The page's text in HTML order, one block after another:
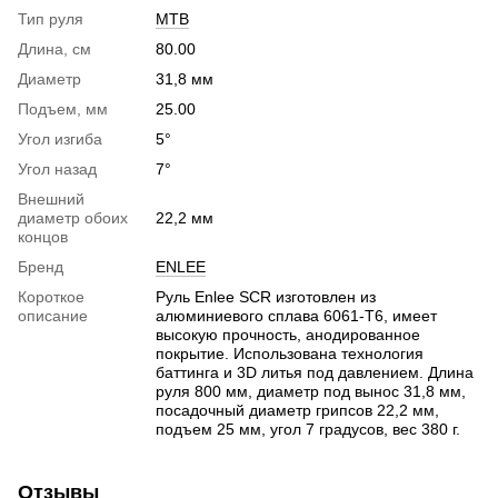
Тип руля
MTB
Длина, см
80.00
Диаметр
31,8 мм
Подъем, мм
25.00
Угол изгиба
5°
Угол назад
7°
Внешний
диаметр обоих
концов
22,2 мм
Бренд
ENLEE
Короткое
описание
Руль Enlee SCR изготовлен из
алюминиевого сплава 6061-T6, имеет
высокую прочность, анодированное
покрытие. Использована технология
баттинга и 3D литья под давлением. Длина
руля 800 мм, диаметр под вынос 31,8 мм,
посадочный диаметр грипсов 22,2 мм,
подъем 25 мм, угол 7 градусов, вес 380 г.
Отзывы